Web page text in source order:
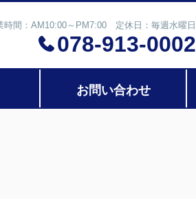
時間：AM10:00～PM7:00 定休日：毎週水曜日
078-913-0002
お問い合わせ